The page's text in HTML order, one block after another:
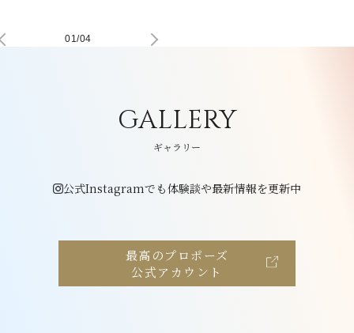
01/04
GALLERY
ギャラリー
公式Instagramでも体験談や最新情報を更新中
最高のプロポーズ
公式アカウント